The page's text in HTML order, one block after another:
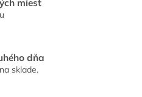
miest
dňa
sklade.